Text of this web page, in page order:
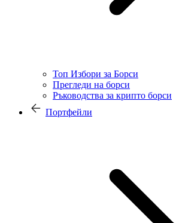
Топ Избори за Борси
Прегледи на борси
Ръководства за крипто борси
Портфейли